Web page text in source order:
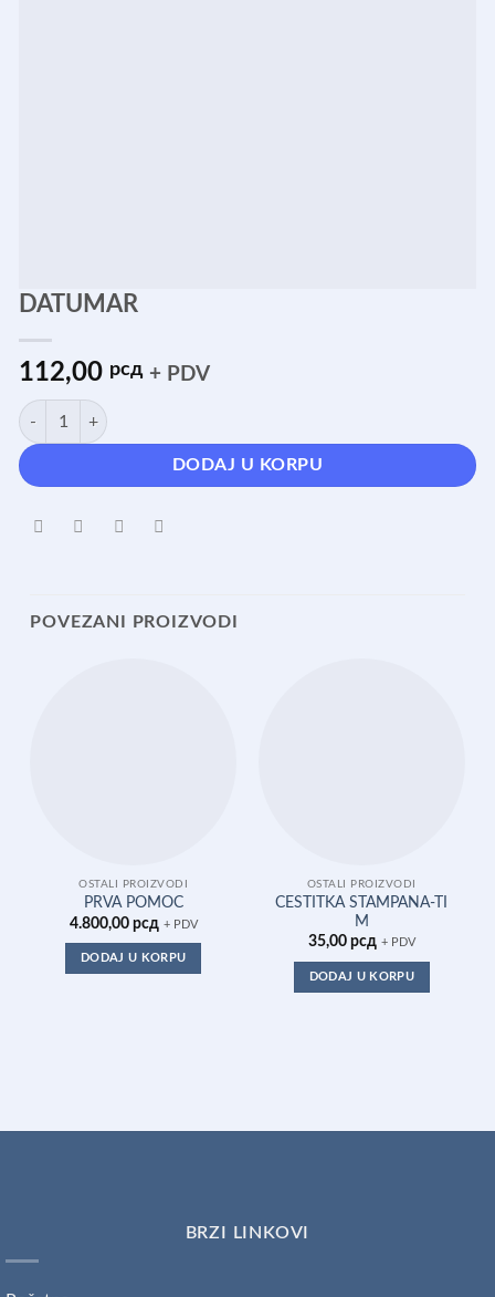
DATUMAR
112,00 рсд + PDV
DATUMAR količina
DODAJ U KORPU
POVEZANI PROIZVODI
OSTALI PROIZVODI
PRVA POMOC
4.800,00 рсд + PDV
DODAJ U KORPU
OSTALI PROIZVODI
CESTITKA STAMPANA-TI
M
35,00 рсд + PDV
DODAJ U KORPU
BRZI LINKOVI